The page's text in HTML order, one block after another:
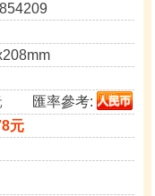
匯率參考:
元